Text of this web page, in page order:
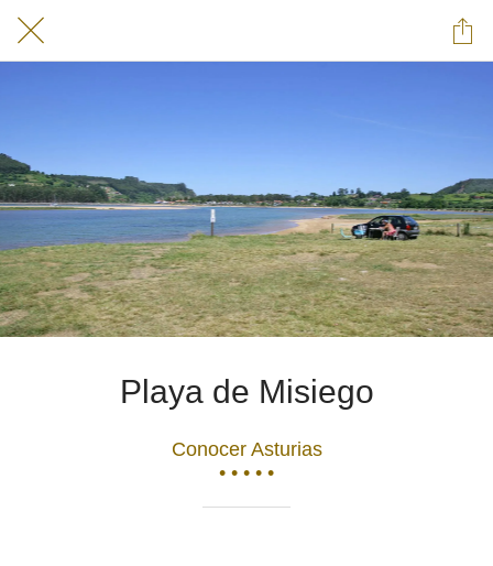
Playa de Misiego
Conocer Asturias
• • • • •